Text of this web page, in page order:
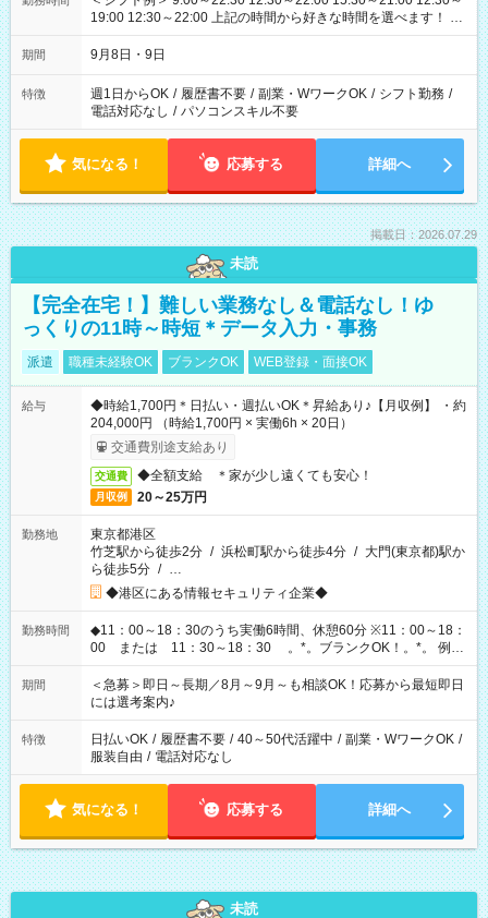
19:00 12:30～22:00 上記の時間から好きな時間を選べます！ ※
時間は変更となる可能性があります
期間 9月8日・9日
特徴 週1日からOK / 履歴書不要 / 副業・WワークOK / シフト勤務 /
電話対応なし / パソコンスキル不要
気になる！ 応募する 詳細へ
掲載日：2026.07.29
未読
【完全在宅！】難しい業務なし＆電話なし！ゆ
っくりの11時～時短＊データ入力・事務
派遣 職種未経験OK ブランクOK WEB登録・面接OK
給与
◆時給1,700円＊日払い・週払いOK＊昇給あり♪【月収例】 ・約
204,000円 （時給1,700円 × 実働6h × 20日）
交通費別途支給あり
交通費 ◆全額支給 ＊家が少し遠くても安心！
月収例 20～25万円
勤務地
東京都港区
竹芝駅から徒歩2分 / 浜松町駅から徒歩4分 / 大門(東京都)駅か
ら徒歩5分 / …
◆港区にある情報セキュリティ企業◆
勤務時間
◆11：00～18：30のうち実働6時間、休憩60分 ※11：00～18：
00 または 11：30～18：30 。*。ブランクOK！。*。 例え
ば前職が、 在宅/財団法人/事務/コールセンター/受付/販売/カフェ
スタッフ スイーツ販売/ホテルフロント/化粧品販売/など 様々な
業界から入社して活躍されています♪
期間
＜急募＞即日～長期／8月～9月～も相談OK！応募から最短即日
には選考案内♪
特徴 日払いOK / 履歴書不要 / 40～50代活躍中 / 副業・WワークOK /
服装自由 / 電話対応なし
気になる！ 応募する 詳細へ
未読